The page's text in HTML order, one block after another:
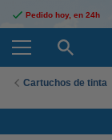
Pedido hoy, en 24h
Cartuchos de tinta